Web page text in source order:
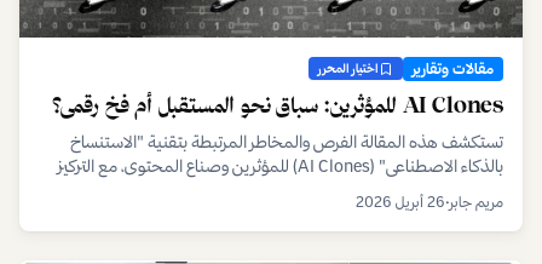
مقالات وتقارير اختيار المحرر
AI Clones للمؤثرين: سباق نحو المستقبل أم فخ رقمي؟
تستكشف هذه المقالة الفرص والمخاطر المرتبطة بتقنية "الاستنساخ
بالذكاء الاصطناعي" (AI Clones) للمؤثرين وصناع المحتوى، مع التركيز
على التحديات الأخلاقية والقانونية المستقبلية.
مريم جابر•26 أبريل 2026